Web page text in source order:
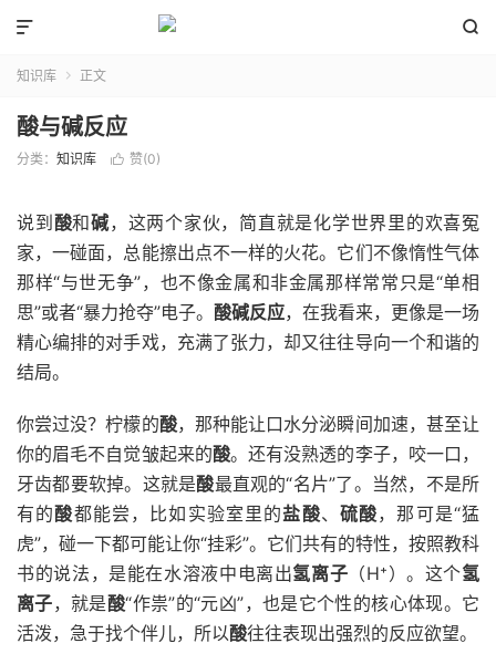


知识库  正文
酸与碱反应
分类： 知识库  赞(0)
说到 酸和碱，这两个家伙，简直就是化学世界里的欢喜冤
家，一碰面，总能擦出点不一样的火花。它们不像惰性气体
那样“与世无争”，也不像金属和非金属那样常常只是“单相
思”或者“暴力抢夺”电子。 酸碱反应，在我看来，更像是一场
精心编排的对手戏，充满了张力，却又往往导向一个和谐的
结局。
你尝过没？柠檬的酸，那种能让口水分泌瞬间加速，甚至让
你的眉毛不自觉皱起来的酸。还有没熟透的李子，咬一口，
牙齿都要软掉。这就是酸最直观的“名片”了。当然，不是所
有的酸都能尝，比如实验室里的盐酸、 硫酸，那可是“猛
虎”，碰一下都可能让你“挂彩”。它们共有的特性，按照教科
书的说法，是能在水溶液中电离出氢离子 （H⁺）。这个氢
离子，就是酸“作祟”的“元凶”，也是它个性的核心体现。它
活泼，急于找个伴儿，所以酸往往表现出强烈的反应欲望。